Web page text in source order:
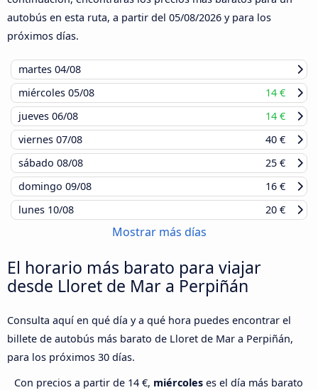
autobús en esta ruta, a partir del 05/08/2026 y para los
próximos días.
martes 04/08
miércoles 05/08
14 €
jueves 06/08
14 €
viernes 07/08
40 €
sábado 08/08
25 €
domingo 09/08
16 €
lunes 10/08 20 €
Mostrar más días
El horario más barato para viajar
desde Lloret de Mar a Perpiñán
Consulta aquí en qué día y a qué hora puedes encontrar el
billete de autobús más barato de Lloret de Mar a Perpiñán,
para los próximos 30 días.
Con precios a partir de 14 €, miércoles es el día más barato